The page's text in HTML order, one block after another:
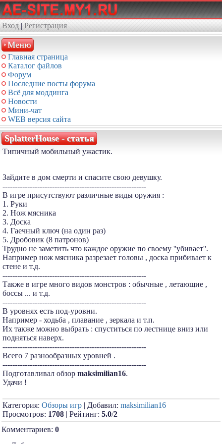
Вход | Регистрация
Меню
Главная страница
Каталог файлов
Форум
Последние посты форума
Всё для моддинга
Новости
Мини-чат
WEB версия сайта
SplatterHouse - статья
Типичный мобильный ужастик.
Зайдите в дом смерти и спасите свою девушку.
----------------------------------------------------------
В игре присутствуют различные виды оружия :
1. Руки
2. Нож мясника
3. Доска
4. Гаечный ключ (на один раз)
5. Дробовик (8 патронов)
Трудно не заметить что каждое оружие по своему ''убивает''.
Например нож мясника разрезает головы , доска прибивает к
стене и т.д.
----------------------------------------------------------
Также в игре много видов монстров : обычные , летающие ,
боссы ... и т.д.
----------------------------------------------------------
В уровнях есть под-уровни.
Например - ходьба , плавание , зеркала и т.п.
Их также можно выбрать : спуститься по лестнице вниз или
подняться наверх.
----------------------------------------------------------
Всего 7 разнообразных уровней .
----------------------------------------------------------
Подготавливал обзор maksimilian16.
Удачи !
Категория: Обзоры игр | Добавил: maksimilian16
Просмотров: 1708 | Рейтинг: 5.0/2
Комментариев: 0